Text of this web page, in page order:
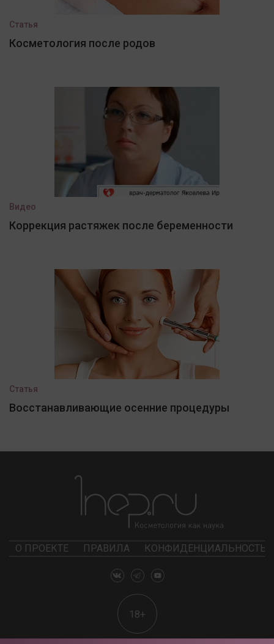
Статья
Косметология после родов
Видео
Коррекция растяжек после беременности
Статья
Восстанавливающие осенние процедуры
О ПРОЕКТЕ ПРАВИЛА КОНФИДЕНЦИАЛЬНОСТЬ
18+